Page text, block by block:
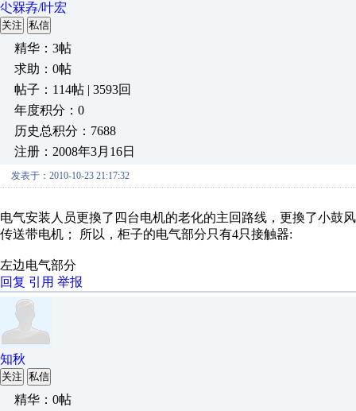
尐槑孨/叶宏
关注 私信
精华：3帖
求助：0帖
帖子：114帖 | 3593回
年度积分：0
历史总积分：7688
注册：2008年3月16日
发表于：2010-10-23 21:17:32
电气安装人员更換了四台电机的老化的主回路线，更換了小鼓
传送带电机； 所以，柜子的电气部分只有4只接触器:
左边电气部分
回复 引用 举报
知秋
关注 私信
精华：0帖